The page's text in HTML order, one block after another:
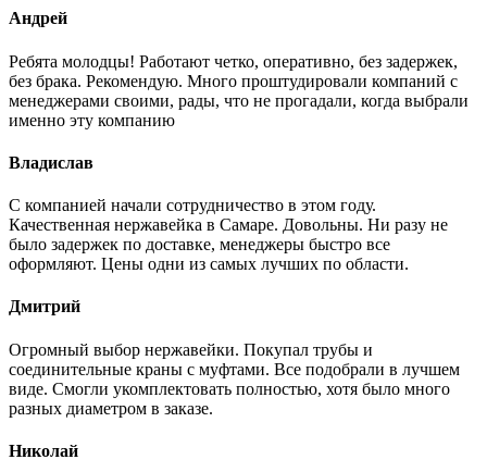
Андрей
Ребята молодцы! Работают четко, оперативно, без задержек,
без брака. Рекомендую. Много проштудировали компаний с
менеджерами своими, рады, что не прогадали, когда выбрали
именно эту компанию
Владислав
С компанией начали сотрудничество в этом году.
Качественная нержавейка в Самаре. Довольны. Ни разу не
было задержек по доставке, менеджеры быстро все
оформляют. Цены одни из самых лучших по области.
Дмитрий
Огромный выбор нержавейки. Покупал трубы и
соединительные краны с муфтами. Все подобрали в лучшем
виде. Смогли укомплектовать полностью, хотя было много
разных диаметром в заказе.
Николай